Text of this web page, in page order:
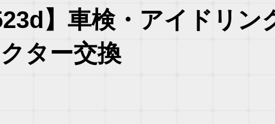
】車検・アイドリ
ター交換